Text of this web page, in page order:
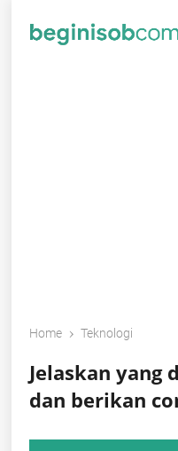
Home › Teknologi
Jelaskan yang
dan berikan